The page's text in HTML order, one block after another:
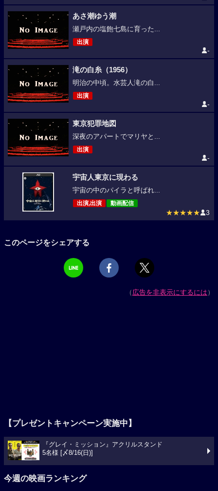
あさ潮ゆう潮
瀬戸内の塩飽七島に育った...
出演
-
滝の白糸（1956）
明治の中頃。水芸人滝の白...
出演
-
東京犯罪地図
深夜のアパートでマリヤと...
出演
-
宇宙人東京に現わる
宇宙の中のパイラと呼ばれ...
出演,出演 動画配信
★★★★★ 3
このページをシェアする
（広告を非表示にするには）
【プレゼントキャンペーン実施中】
『グレイ・ミッション』アクリルスタンド
5名様 [〆8/16(日)]
今週の映画ランキング